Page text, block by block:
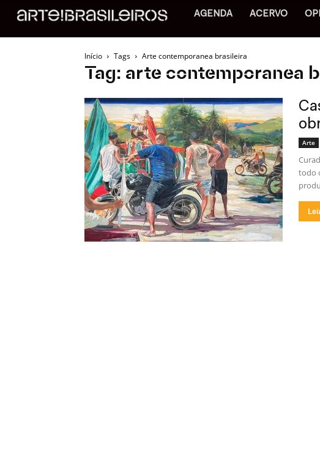
AGENDA ACERVO
Início Tags Arte contemporanea brasileira
Tag: arte contemporanea
Arte
todo